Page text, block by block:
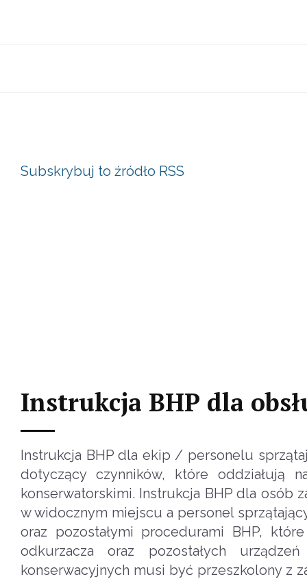
Subskrybuj to źródło RSS
Instrukcja BHP dla
Instrukcja BHP dla ekip / personelu
dotyczący czynników, które oddziałują
konserwatorskimi. Instrukcja BHP dla osób
w widocznym miejscu a personel
oraz pozostałymi procedurami BHP,
odkurzacza oraz pozostałych
konserwacyjnych musi być przeszkolony z